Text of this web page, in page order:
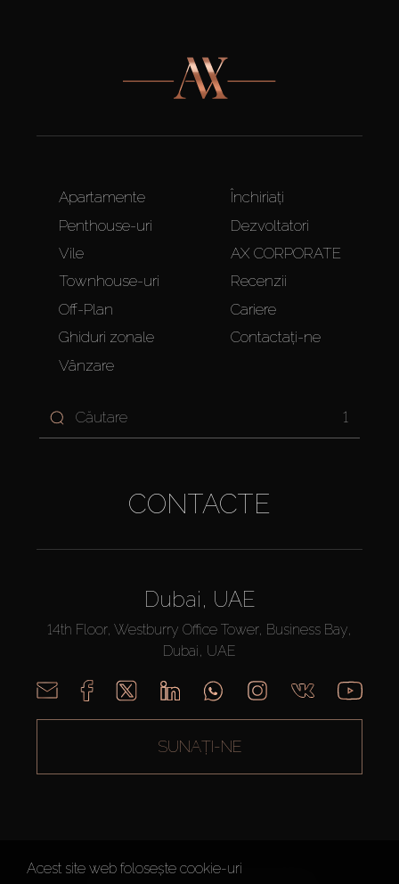
Apartamente
Penthouse-uri
Vile
Townhouse-uri
Off-Plan
Ghiduri zonale
Vânzare
Închiriați
Dezvoltatori
AX CORPORATE
Recenzii
Cariere
Contactați-ne
1
CONTACTE
Dubai, UAE
14th Floor, Westburry Office Tower, Business Bay,
Dubai, UAE
SUNAȚI-NE
Acest site web folosește cookie-uri